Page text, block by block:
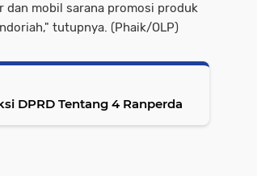
dan mobil sarana promosi produk
tutupnya. (Phaik/OLP)
DPRD Tentang 4 Ranperda